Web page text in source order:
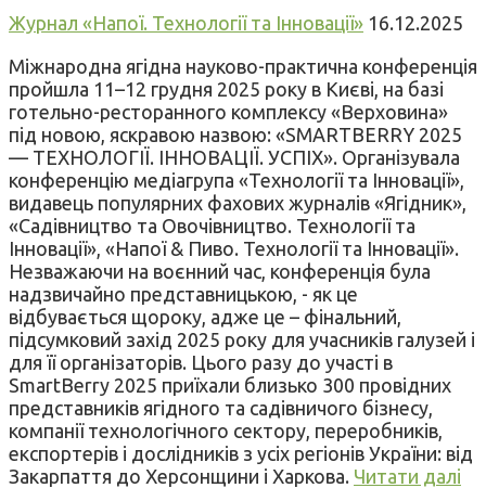
Журнал «Напої. Технології та Інновації» 16.12.2025
Міжнародна ягідна науково-практична конференція
пройшла 11–12 грудня 2025 року в Києві, на базі
готельно-ресторанного комплексу «Верховина»
під новою, яскравою назвою: «SMARTBERRY 2025
— ТЕХНОЛОГІЇ. ІННОВАЦІЇ. УСПІХ». Організувала
конференцію медіагрупа «Технології та Інновації»,
видавець популярних фахових журналів «Ягідник»,
«Садівництво та Овочівництво. Технології та
Інновації», «Напої & Пиво. Технології та Інновації».
Незважаючи на воєнний час, конференція була
надзвичайно представницькою, - як це
відбувається щороку, адже це – фінальний,
підсумковий захід 2025 року для учасників галузей і
для її організаторів. Цього разу до участі в
SmartBerry 2025 приїхали близько 300 провідних
представників ягідного та садівничого бізнесу,
компанії технологічного сектору, переробників,
експортерів і дослідників з усіх регіонів України: від
Закарпаття до Херсонщини і Харкова. Читати далі